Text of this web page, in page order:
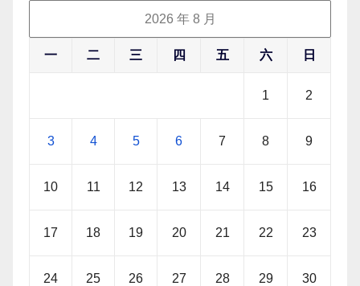
2026 年 8 月
一 二 三 四 五 六 日
1 2
3 4 5 6 7 8 9
10 11 12 13 14 15 16
17 18 19 20 21 22 23
24 25 26 27 28 29 30